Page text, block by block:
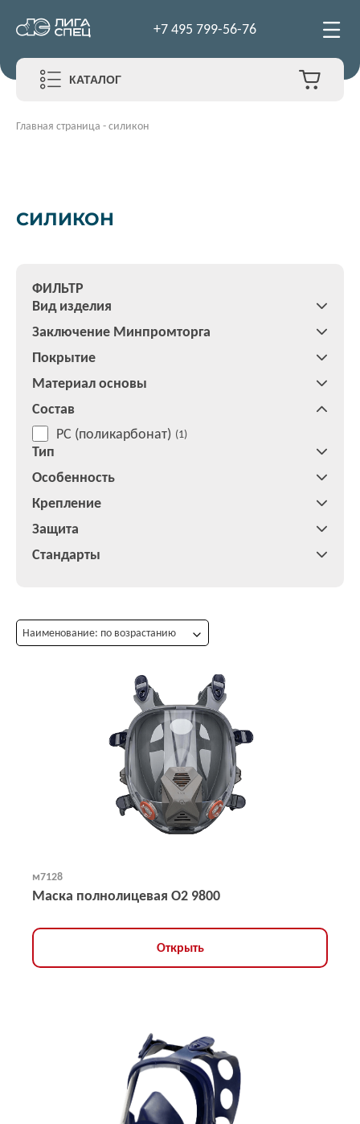
+7 495 799-56-76
КАТАЛОГ
Главная страница -силикон
СИЛИКОН
ФИЛЬТР
Вид изделия
Заключение Минпромторга
Покрытие
Материал основы
Состав
PC (поликарбонат) (1)
Тип
Особенность
Крепление
Защита
Стандарты
Наименование: по возрастанию
м7128
Маска полнолицевая O2 9800
Открыть